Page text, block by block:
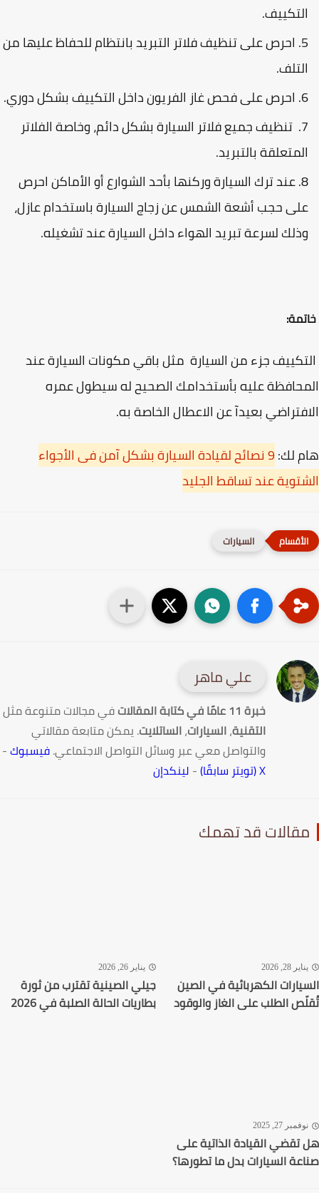
احرص على تنظيف فلاتر التبريد بانتظام للحفاظ عليها من
احرص على فحص غاز الفريون داخل التكييف بشكل دوري.
تنظيف جميع فلاتر السيارة بشكل دائم، وخاصة الفلاتر
بالتبريد.
عند ترك السيارة وركنها بأحد الشوارع أو الأماكن احرص
حجب أشعة الشمس عن زجاج السيارة باستخدام عازل،
لسرعة تبريد الهواء داخل السيارة عند تشغيله.
جزء من السيارة مثل باقي مكونات السيارة عند
عليه بأستخدامك الصحيح له سيطول عمره
بعيدآ عن الاعطال الخاصة به.
لك: 9 نصائح لقيادة السيارة بشكل آمن فى الأجواء
عند تساقط الجليد
السيارات
علي ماهر
خبرة 11 عامًا في كتابة المقالات
في مجالات متنوعة مثل
التقنية،السيارات،الساتلايت. يمكن متابعة مقالاتي
والتواصل معي عبر وسائل التواصل الاجتماعي.فيسبوك-
-لينكدإن
قد تهمك
28, 2026
الكهربائية في الصين
الطلب على الغاز والوقود
يناير 26, 2026
جيلي الصينية تقترب من ثورة
بطاريات الحالة الصلبة في 2026
27, 2025
القيادة الذاتية على
السيارات بدل ما تطورها؟